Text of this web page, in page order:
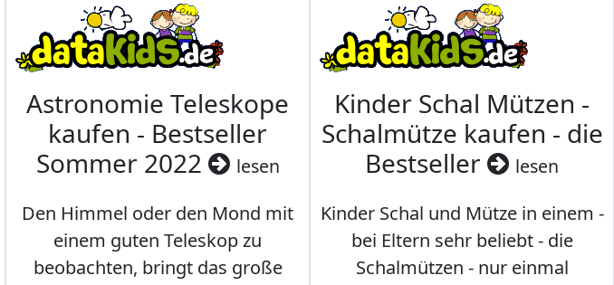
Astronomie Teleskope
kaufen - Bestseller
Sommer 2022
lesen
Den Himmel oder den Mond mit
einem guten Teleskop zu
beobachten, bringt das große
Kinder Schal Mützen -
Schalmütze kaufen - die
Bestseller
lesen
Kinder Schal und Mütze in einem -
bei Eltern sehr beliebt - die
Schalmützen - nur einmal